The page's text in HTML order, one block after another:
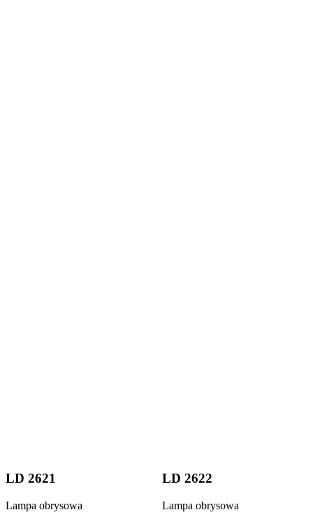
LD 2621
Lampa obrysowa
LD 2622
Lampa obrysowa